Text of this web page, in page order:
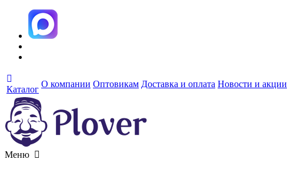
Каталог
О компании Оптовикам Доставка и оплата Новости и акции
Меню